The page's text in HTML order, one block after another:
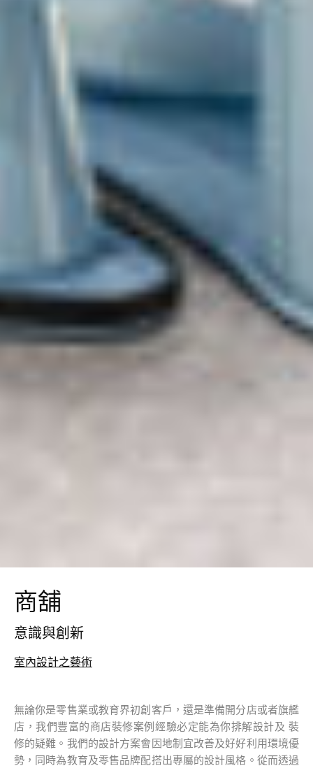
商舖
意識與創新
室內設計之藝術
無論你是零售業或教育界初創客戶，還是準備開分店或者旗艦
店，我們豐富的商店裝修案例經驗必定能為你排解設計及 裝
修的疑難。我們的設計方案會因地制宜改善及好好利用環境優
勢，同時為教育及零售品牌配搭出專屬的設計風格。從而透過